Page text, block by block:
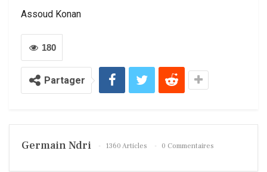
Assoud Konan
180
Partager
Germain Ndri 1360 Articles 0 Commentaires